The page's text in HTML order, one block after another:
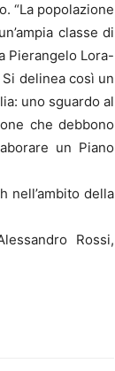
“La popolazione
classe di
Pierangelo Lora-
delinea così un
uno sguardo al
che debbono
un Piano
nell’ambito della
Rossi,